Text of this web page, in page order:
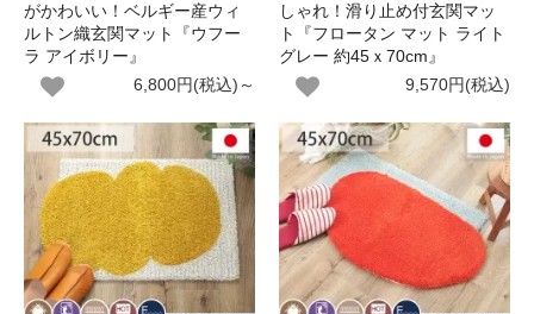
がかわいい！ベルギー産ウィ
ルトン織玄関マット『ウフー
ラ アイボリー』
6,800円(税込)～
しゃれ！滑り止め付玄関マッ
ト『フロータン マット ライト
グレー 約45ｘ70cm』
9,570円(税込)